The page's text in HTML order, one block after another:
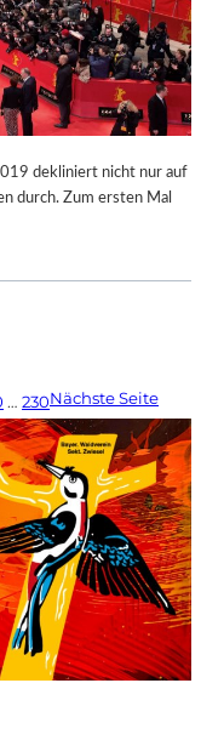
dekliniert nicht nur auf
durch. Zum ersten Mal
… 230Nächste Seite